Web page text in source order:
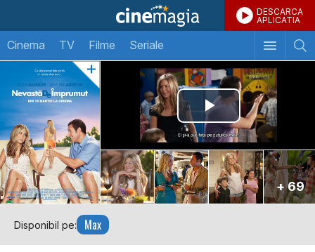
DESCARCA
APLICATIA
Cinema TV Filme Seriale
+ 69
Disponibil pe: Max